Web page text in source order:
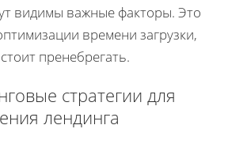
видимы важные факторы. Это
времени загрузки,
пренебрегать.
стратегии для
лендинга